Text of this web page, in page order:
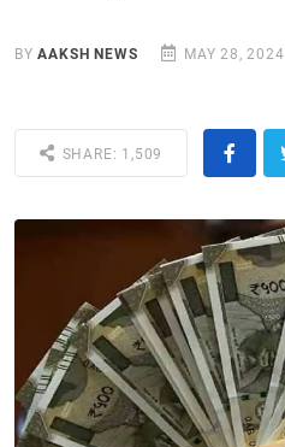
BYAAKSH NEWS MAY 28, 2024
SHARE: 1,509